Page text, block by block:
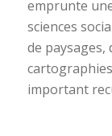
emprunte
sciences
de
important